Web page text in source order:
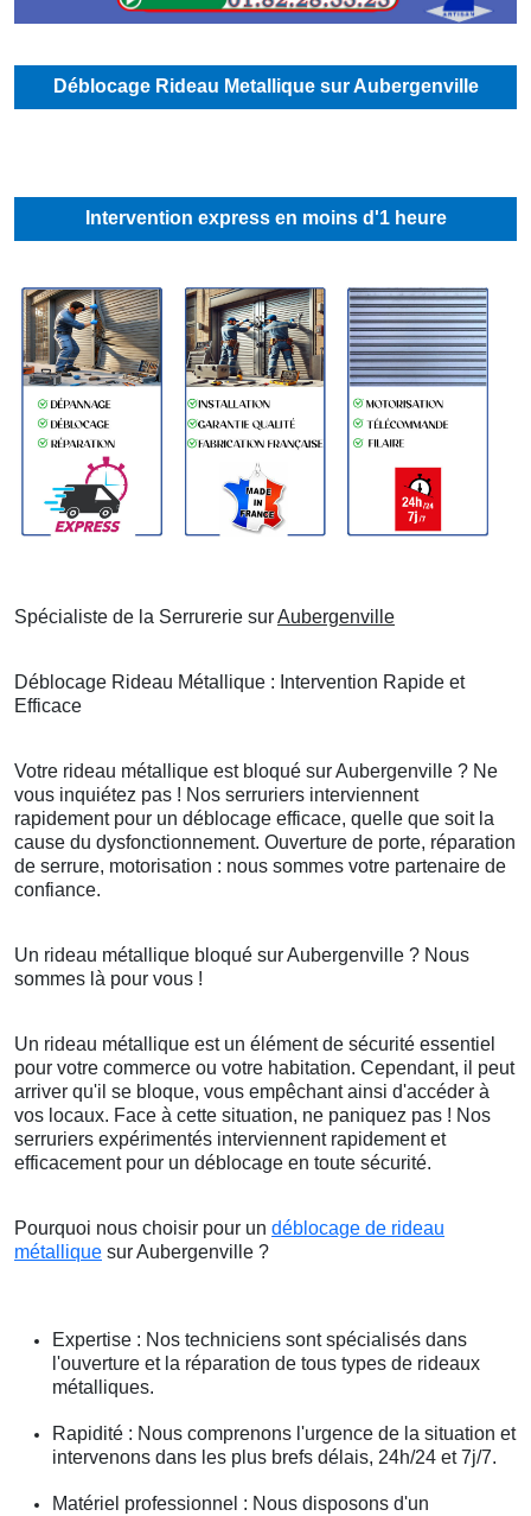
Déblocage Rideau Metallique sur Aubergenville
Intervention express en moins d'1 heure
Spécialiste de la Serrurerie surAubergenville
Déblocage Rideau Métallique : Intervention Rapide et
Efficace
Votre rideau métallique est bloqué sur Aubergenville ? Ne
vous inquiétez pas ! Nos serruriers interviennent
rapidement pour un déblocage efficace, quelle que soit la
cause du dysfonctionnement. Ouverture de porte, réparation
de serrure, motorisation : nous sommes votre partenaire de
confiance.
Un rideau métallique bloqué sur Aubergenville ? Nous
sommes là pour vous !
Un rideau métallique est un élément de sécurité essentiel
pour votre commerce ou votre habitation. Cependant, il peut
arriver qu'il se bloque, vous empêchant ainsi d'accéder à
vos locaux. Face à cette situation, ne paniquez pas ! Nos
serruriers expérimentés interviennent rapidement et
efficacement pour un déblocage en toute sécurité.
Pourquoi nous choisir pour un déblocage de rideau
métallique sur Aubergenville ?
Expertise : Nos techniciens sont spécialisés dans
l'ouverture et la réparation de tous types de rideaux
métalliques.
Rapidité : Nous comprenons l'urgence de la situation et
intervenons dans les plus brefs délais, 24h/24 et 7j/7.
Matériel professionnel : Nous disposons d'un